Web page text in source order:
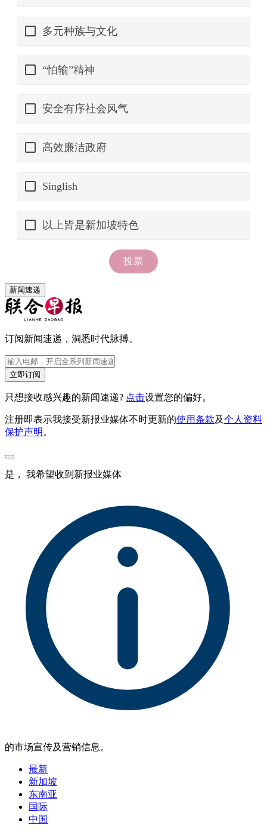
新闻速递
订阅新闻速递，洞悉时代脉搏。
立即订阅
只想接收感兴趣的新闻速递? 点击设置您的偏好。
注册即表示我接受新报业媒体不时更新的使用条款及个人资料
保护声明 。
是， 我希望收到新报业媒体
的市场宣传及营销信息。
最新
新加坡
东南亚
国际
中国